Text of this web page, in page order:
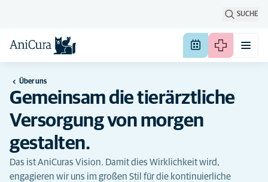
SUCHE
Über uns
Gemeinsam die tierärztliche
Versorgung von morgen
gestalten.
Das ist AniCuras Vision. Damit dies Wirklichkeit wird,
engagieren wir uns im großen Stil für die kontinuierliche